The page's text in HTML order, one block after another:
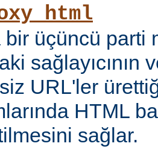
bir üçüncü parti
sağlayıcının
URL'ler
HTML
sağlar.